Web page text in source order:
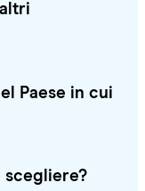
Paese in cui
scegliere?